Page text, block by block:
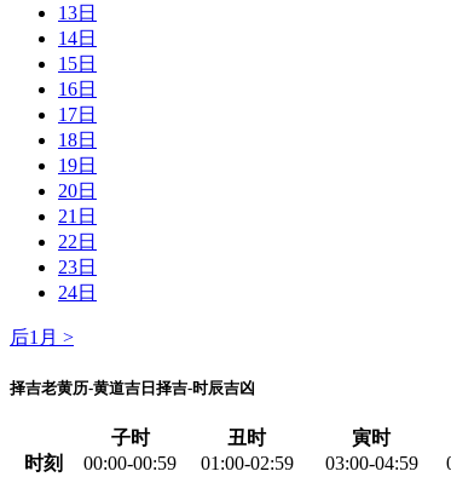
13日
14日
15日
16日
17日
18日
19日
20日
21日
22日
23日
24日
后1月 >
择吉老黄历-黄道吉日择吉-时辰吉凶
子时 丑时 寅时
时刻
00:00-00:59 01:00-02:59 03:00-04:59